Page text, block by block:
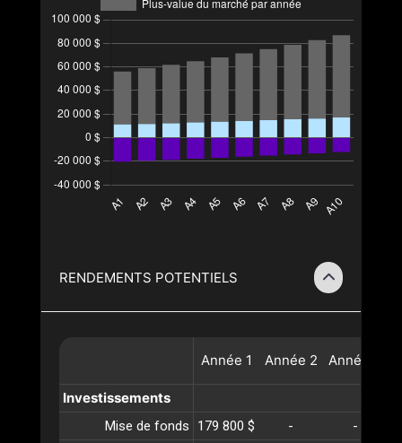
RENDEMENTS POTENTIELS
Année 1 Année 2 Année
Investissements
Mise de fonds 179 800 $ -
-